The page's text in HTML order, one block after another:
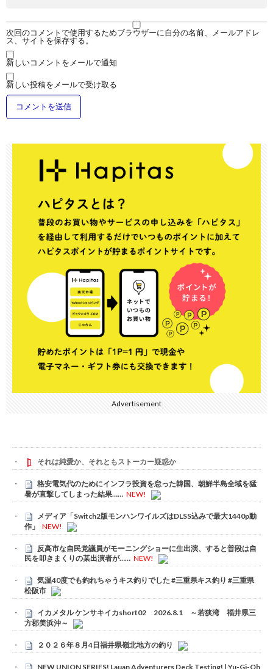
次回のコメントで使用するためブラウザーに自分の名前、メールアドレ
ス、サイトを保存する。
新しいコメントをメールで通知
新しい投稿をメールで受け取る
Advertisement
それは純愛か、それともストーカー疑惑か
格安電気代のためにインフラ投資を怠った韓国、朝鮮半島全域を猛
暑が直撃してしまった結果…… NEW!
メディア「Switch2版モンハンワイルズはDLSS込みで最大1440p動
作」
NEW!
反高市な自民党議員がモーニングショーに生出演、すると普段は自
民を叩きまくりの某出演者が…… NEW!
気温40度でも釣れちゃうキス釣りでした #三重県キス釣り #三重県
松阪市
イカメタル ケンサキイカshort02 2026.8.1 ～若狭湾 福井県三
方郡美浜沖～
２０２６年８月4日福井県嶺北地方の釣り
NEW UNION SERIES! Lauan Adventurers Deck Testing! | Yu-Gi-Oh